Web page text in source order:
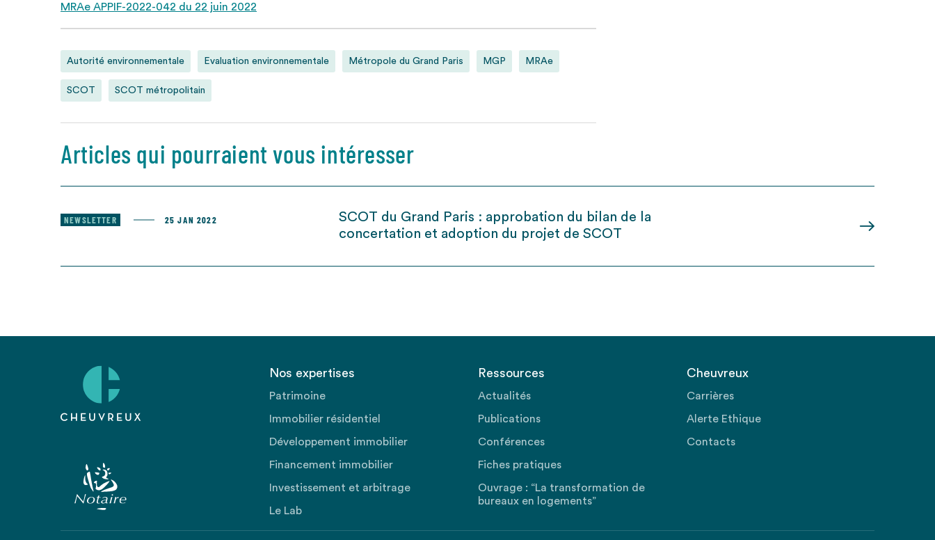
MRAe APPIF-2022-042 du 22 juin 2022
Autorité environnementale Evaluation environnementale Métropole du Grand Paris MGP MRAe
SCOT SCOT métropolitain
Articles qui pourraient vous intéresser
NEWSLETTER 25 JAN 2022
SCOT du Grand Paris : approbation du bilan de la
concertation et adoption du projet de SCOT
Nos expertises
Patrimoine
Immobilier résidentiel
Développement immobilier
Financement immobilier
Investissement et arbitrage
Le Lab
Ressources
Actualités
Publications
Conférences
Fiches pratiques
Ouvrage : “La transformation de
bureaux en logements”
Cheuvreux
Carrières
Alerte Ethique
Contacts